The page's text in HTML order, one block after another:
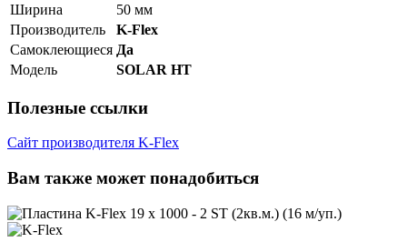
Ширина
50 мм
Производитель
K-Flex
Самоклеющиеся Да
Модель
SOLAR HT
Полезные ссылки
Сайт производителя K-Flex
Вам также может понадобиться